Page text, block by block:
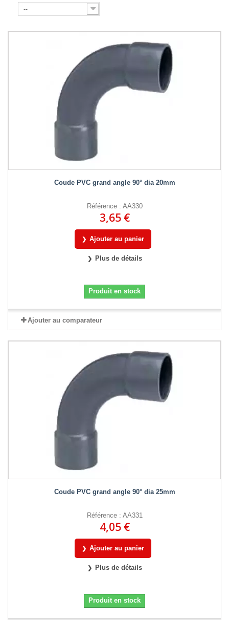
--
Coude PVC grand angle 90° dia 20mm
Référence : AA330
3,65 €
Ajouter au panier
Plus de détails
Produit en stock
Ajouter au comparateur
Coude PVC grand angle 90° dia 25mm
Référence : AA331
4,05 €
Ajouter au panier
Plus de détails
Produit en stock